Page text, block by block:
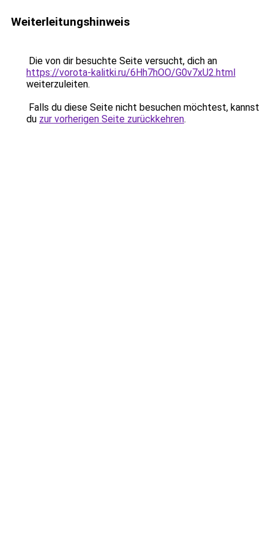
Weiterleitungshinweis
Die von dir besuchte Seite versucht, dich an
https://vorota-kalitki.ru/6Hh7hOO/G0v7xU2.html
weiterzuleiten.
Falls du diese Seite nicht besuchen möchtest, kannst
du zur vorherigen Seite zurückkehren.